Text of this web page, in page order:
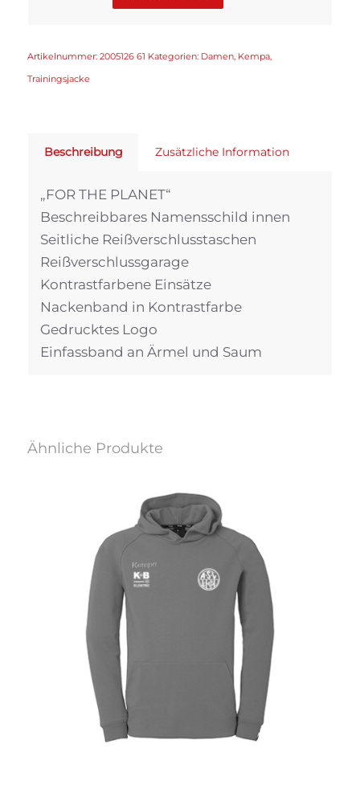
Artikelnummer: 2005126 61 Kategorien: Damen, Kempa,
Trainingsjacke
Beschreibung Zusätzliche Information
„FOR THE PLANET“
Beschreibbares Namensschild innen
Seitliche Reißverschlusstaschen
Reißverschlussgarage
Kontrastfarbene Einsätze
Nackenband in Kontrastfarbe
Gedrucktes Logo
Einfassband an Ärmel und Saum
Ähnliche Produkte